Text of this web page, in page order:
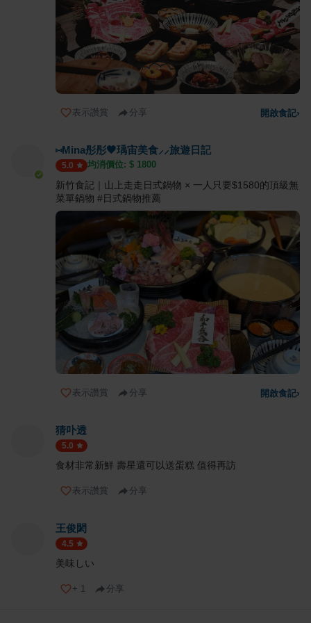
表示讚賞 分享 開啟食記›
⑅Mina彤彤🖤瑀宙美食⸝⸝旅遊日記
5.0 均消價位: $ 1800
新竹食記｜山上走走日式鍋物 × 一人只要$1580的頂級無
菜單鍋物 #日式鍋物推薦
表示讚賞 分享 開啟食記›
猜卟透
5.0
食材非常新鮮 壽星還可以送蛋糕 值得再訪
表示讚賞 分享
王俊閎
4.5
美味しい
+ 1 分享